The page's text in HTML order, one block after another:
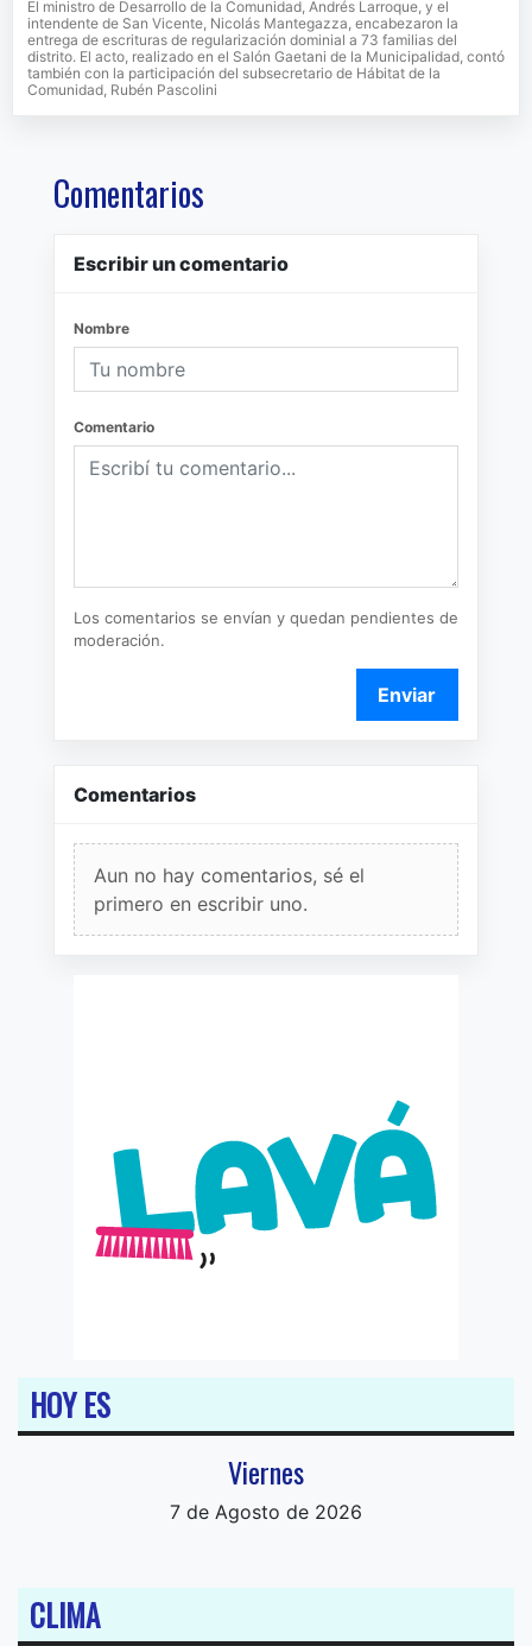
El ministro de Desarrollo de la Comunidad, Andrés Larroque, y el
intendente de San Vicente, Nicolás Mantegazza, encabezaron la
entrega de escrituras de regularización dominial a 73 familias del
distrito. El acto, realizado en el Salón Gaetani de la Municipalidad, contó
también con la participación del subsecretario de Hábitat de la
Comunidad, Rubén Pascolini
Comentarios
Escribir un comentario
Nombre
Comentario
Los comentarios se envían y quedan pendientes de
moderación.
Enviar
Comentarios
Aun no hay comentarios, sé el
primero en escribir uno.
HOY ES
Viernes
7 de Agosto de 2026
CLIMA